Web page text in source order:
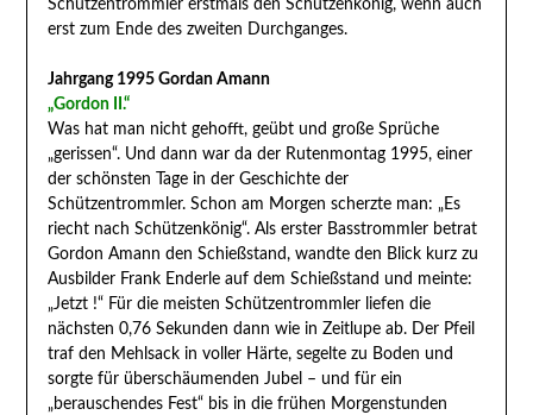
Schützentrommler erstmals den Schützenkönig, wenn auch
erst zum Ende des zweiten Durchganges.
Jahrgang 1995 Gordan Amann
„Gordon II.“
Was hat man nicht gehofft, geübt und große Sprüche
„gerissen“. Und dann war da der Rutenmontag 1995, einer
der schönsten Tage in der Geschichte der
Schützentrommler. Schon am Morgen scherzte man: „Es
riecht nach Schützenkönig“. Als erster Basstrommler betrat
Gordon Amann den Schießstand, wandte den Blick kurz zu
Ausbilder Frank Enderle auf dem Schießstand und meinte:
„Jetzt !“ Für die meisten Schützentrommler liefen die
nächsten 0,76 Sekunden dann wie in Zeitlupe ab. Der Pfeil
traf den Mehlsack in voller Härte, segelte zu Boden und
sorgte für überschäumenden Jubel – und für ein
„berauschendes Fest“ bis in die frühen Morgenstunden